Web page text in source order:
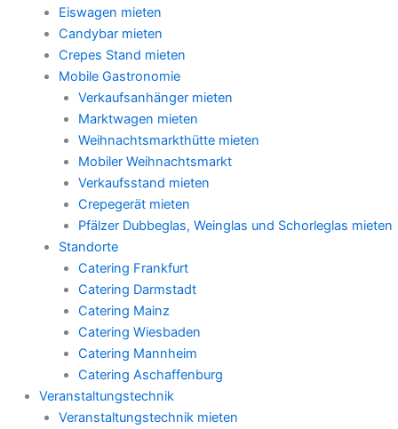
Eiswagen mieten
Candybar mieten
Crepes Stand mieten
Mobile Gastronomie
Verkaufsanhänger mieten
Marktwagen mieten
Weihnachtsmarkthütte mieten
Mobiler Weihnachtsmarkt
Verkaufsstand mieten
Crepegerät mieten
Pfälzer Dubbeglas, Weinglas und Schorleglas mieten
Standorte
Catering Frankfurt
Catering Darmstadt
Catering Mainz
Catering Wiesbaden
Catering Mannheim
Catering Aschaffenburg
Veranstaltungstechnik
Veranstaltungstechnik mieten